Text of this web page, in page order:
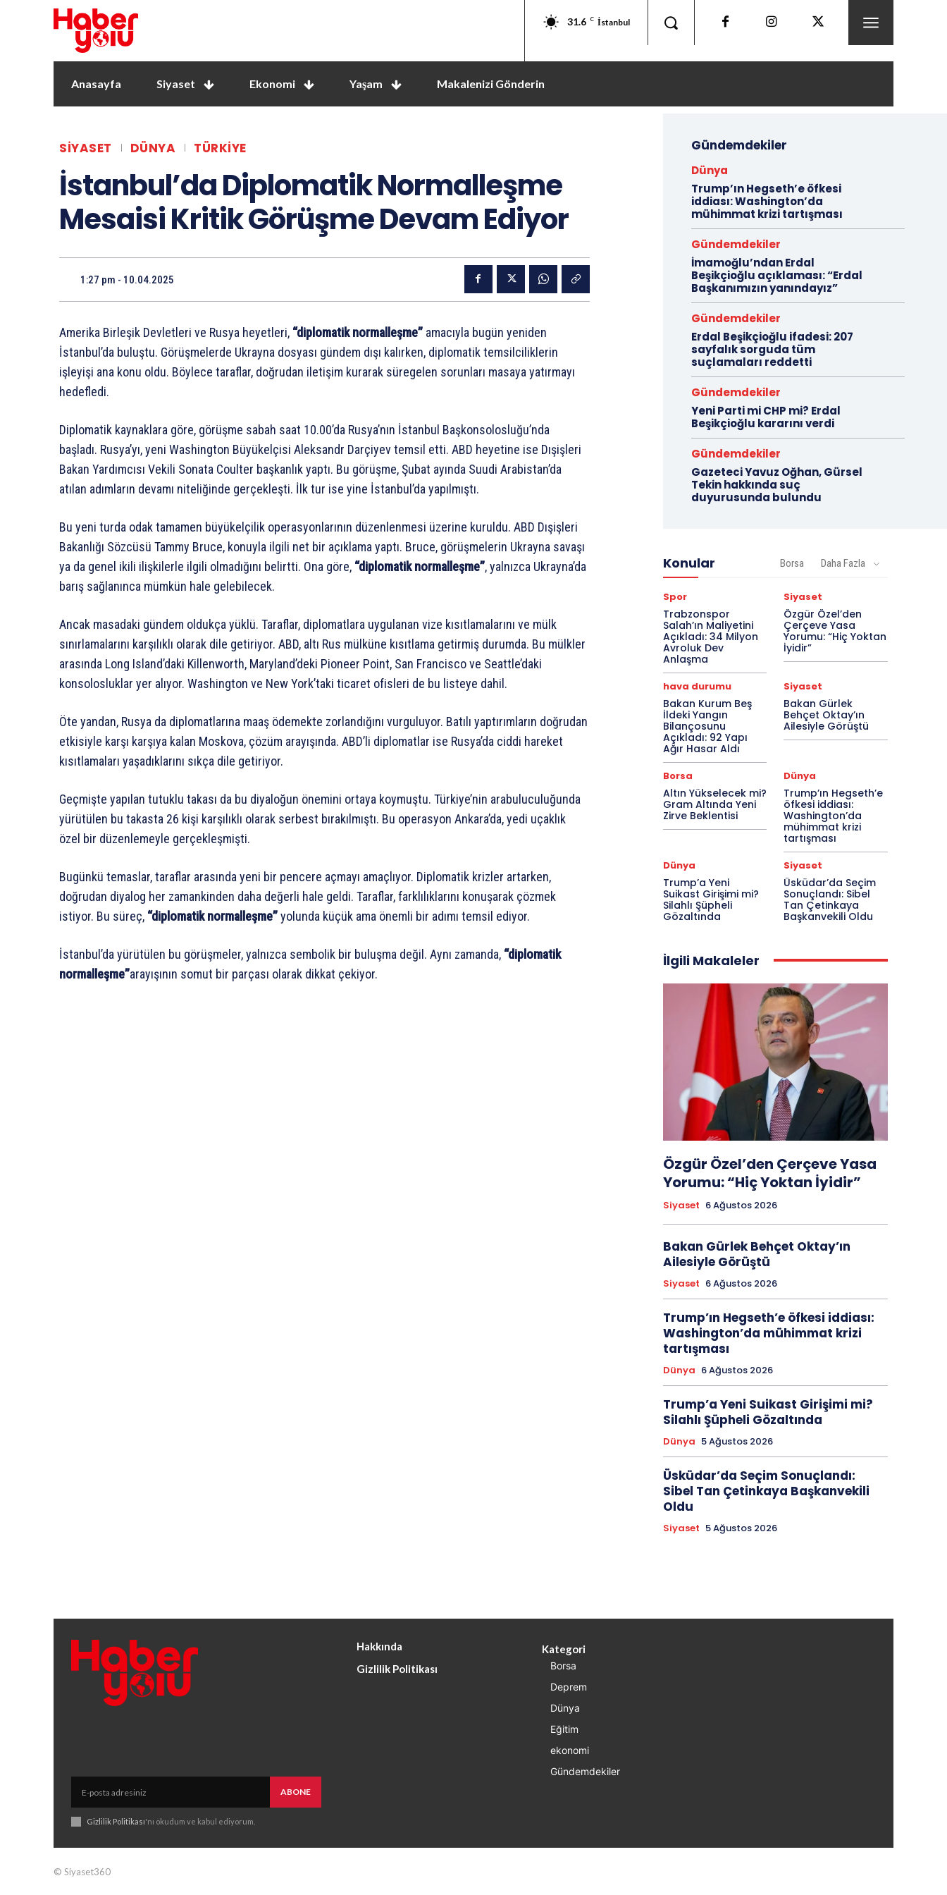
31.6 C İstanbul
Anasayfa Siyaset Ekonomi Yaşam Makalenizi Gönderin
SIYASET DÜNYA TÜRKIYE
İstanbul’da Diplomatik Normalleşme
Mesaisi Kritik Görüşme Devam Ediyor
1:27 pm - 10.04.2025
Amerika Birleşik Devletleri ve Rusya heyetleri, “diplomatik normalleşme” amacıyla bugün yeniden
İstanbul’da buluştu. Görüşmelerde Ukrayna dosyası gündem dışı kalırken, diplomatik temsilciliklerin
işleyişi ana konu oldu. Böylece taraflar, doğrudan iletişim kurarak süregelen sorunları masaya yatırmayı
hedefledi.
Diplomatik kaynaklara göre, görüşme sabah saat 10.00’da Rusya’nın İstanbul Başkonsolosluğu’nda
başladı. Rusya’yı, yeni Washington Büyükelçisi Aleksandr Darçiyev temsil etti. ABD heyetine ise Dışişleri
Bakan Yardımcısı Vekili Sonata Coulter başkanlık yaptı. Bu görüşme, Şubat ayında Suudi Arabistan’da
atılan adımların devamı niteliğinde gerçekleşti. İlk tur ise yine İstanbul’da yapılmıştı.
Bu yeni turda odak tamamen büyükelçilik operasyonlarının düzenlenmesi üzerine kuruldu. ABD Dışişleri
Bakanlığı Sözcüsü Tammy Bruce, konuyla ilgili net bir açıklama yaptı. Bruce, görüşmelerin Ukrayna savaşı
ya da genel ikili ilişkilerle ilgili olmadığını belirtti. Ona göre, “diplomatik normalleşme”, yalnızca Ukrayna’da
barış sağlanınca mümkün hale gelebilecek.
Ancak masadaki gündem oldukça yüklü. Taraflar, diplomatlara uygulanan vize kısıtlamalarını ve mülk
sınırlamalarını karşılıklı olarak dile getiriyor. ABD, altı Rus mülküne kısıtlama getirmiş durumda. Bu mülkler
arasında Long Island’daki Killenworth, Maryland’deki Pioneer Point, San Francisco ve Seattle’daki
konsolosluklar yer alıyor. Washington ve New York’taki ticaret ofisleri de bu listeye dahil.
Öte yandan, Rusya da diplomatlarına maaş ödemekte zorlandığını vurguluyor. Batılı yaptırımların doğrudan
etkisiyle karşı karşıya kalan Moskova, çözüm arayışında. ABD’li diplomatlar ise Rusya’da ciddi hareket
kısıtlamaları yaşadıklarını sıkça dile getiriyor.
Geçmişte yapılan tutuklu takası da bu diyaloğun önemini ortaya koymuştu. Türkiye’nin arabuluculuğunda
yürütülen bu takasta 26 kişi karşılıklı olarak serbest bırakılmıştı. Bu operasyon Ankara’da, yedi uçaklık
özel bir düzenlemeyle gerçekleşmişti.
Bugünkü temaslar, taraflar arasında yeni bir pencere açmayı amaçlıyor. Diplomatik krizler artarken,
doğrudan diyalog her zamankinden daha değerli hale geldi. Taraflar, farklılıklarını konuşarak çözmek
istiyor. Bu süreç, “diplomatik normalleşme”yolunda küçük ama önemli bir adımı temsil ediyor.
İstanbul’da yürütülen bu görüşmeler, yalnızca sembolik bir buluşma değil. Aynı zamanda, “diplomatik
normalleşme”arayışının somut bir parçası olarak dikkat çekiyor.
Gündemdekiler
Dünya
Trump’ın Hegseth’e öfkesi
iddiası: Washington’da
mühimmat krizi tartışması
Gündemdekiler
İmamoğlu’ndan Erdal
Beşikçioğlu açıklaması: “Erdal
Başkanımızın yanındayız”
Gündemdekiler
Erdal Beşikçioğlu ifadesi: 207
sayfalık sorguda tüm
suçlamaları reddetti
Gündemdekiler
Yeni Parti mi CHP mi? Erdal
Beşikçioğlu kararını verdi
Gündemdekiler
Gazeteci Yavuz Oğhan, Gürsel
Tekin hakkında suç
duyurusunda bulundu
Konular Borsa Daha Fazla
Spor
Trabzonspor
Salah’ın Maliyetini
Açıkladı: 34 Milyon
Avroluk Dev
Anlaşma
Siyaset
Özgür Özel’den
Çerçeve Yasa
Yorumu: “Hiç Yoktan
İyidir”
hava durumu
Bakan Kurum Beş
İldeki Yangın
Bilançosunu
Açıkladı: 92 Yapı
Ağır Hasar Aldı
Siyaset
Bakan Gürlek
Behçet Oktay’ın
Ailesiyle Görüştü
Borsa
Altın Yükselecek mi?
Gram Altında Yeni
Zirve Beklentisi
Dünya
Trump’ın Hegseth’e
öfkesi iddiası:
Washington’da
mühimmat krizi
tartışması
Dünya
Trump’a Yeni
Suikast Girişimi mi?
Silahlı Şüpheli
Gözaltında
Siyaset
Üsküdar’da Seçim
Sonuçlandı: Sibel
Tan Çetinkaya
Başkanvekili Oldu
İlgili Makaleler
Özgür Özel’den Çerçeve Yasa
Yorumu: “Hiç Yoktan İyidir”
Siyaset 6 Ağustos 2026
Bakan Gürlek Behçet Oktay’ın
Ailesiyle Görüştü
Siyaset 6 Ağustos 2026
Trump’ın Hegseth’e öfkesi iddiası:
Washington’da mühimmat krizi
tartışması
Dünya 6 Ağustos 2026
Trump’a Yeni Suikast Girişimi mi?
Silahlı Şüpheli Gözaltında
Dünya 5 Ağustos 2026
Üsküdar’da Seçim Sonuçlandı:
Sibel Tan Çetinkaya Başkanvekili
Oldu
Siyaset 5 Ağustos 2026
ABONE
Gizlilik Politikası'nı okudum ve kabul ediyorum.
Hakkında
Gizlilik Politikası
Kategori
Borsa
Deprem
Dünya
Eğitim
ekonomi
Gündemdekiler
© Siyaset360